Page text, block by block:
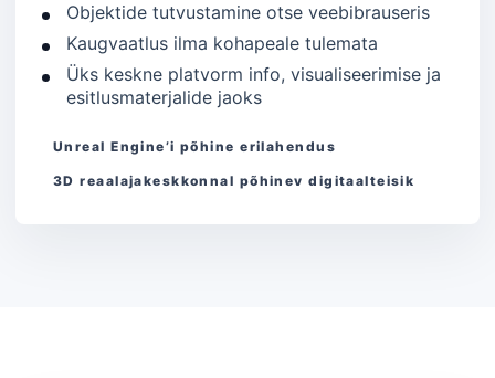
Objektide tutvustamine otse veebibrauseris
Kaugvaatlus ilma kohapeale tulemata
Üks keskne platvorm info, visualiseerimise ja
esitlusmaterjalide jaoks
Unreal Engine’i põhine erilahendus
3D reaalajakeskkonnal põhinev digitaalteisik